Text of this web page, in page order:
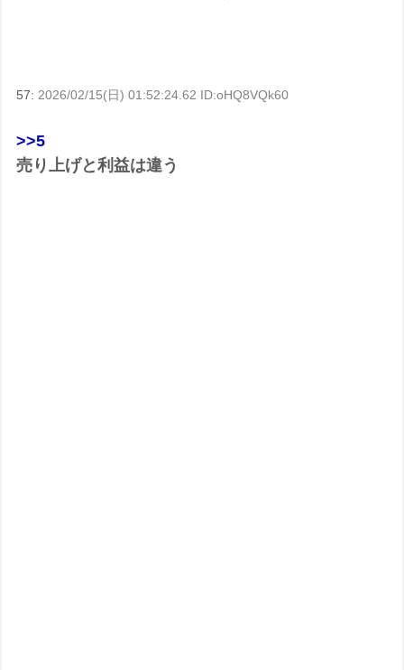
57: 2026/02/15(日) 01:52:24.62 ID:oHQ8VQk60
>>5
売り上げと利益は違う